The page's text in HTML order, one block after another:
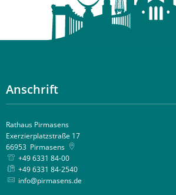
Anschrift
Rathaus Pirmasens
Exerzierplatzstraße 17
66953 Pirmasens
+49 6331 84-00
+49 6331 84-2540
info@pirmasens.de